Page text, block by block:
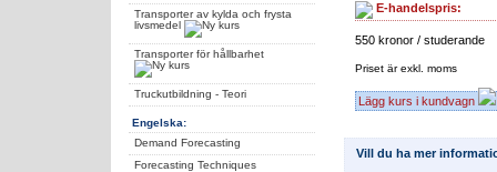
Transporter av kylda och frysta
livsmedel
Transporter för hållbarhet
Truckutbildning - Teori
Engelska:
Demand Forecasting
Forecasting Techniques
E-handelspris:
550 kronor / studerande
Priset är exkl. moms
Lägg kurs i kundvagn
Vill du ha mer